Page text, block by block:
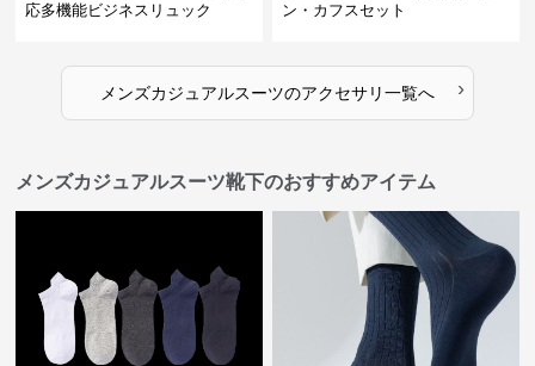
応多機能ビジネスリュック
ン・カフスセット
メンズカジュアルスーツのアクセサリ一覧へ ›
メンズカジュアルスーツ靴下のおすすめアイテム